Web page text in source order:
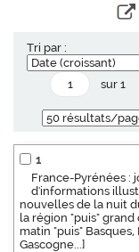
Tri par :
sur 1
1
France-Pyrénées :
d'informations
nouvelles de la nuit
la région "puis"
matin "puis" Basques,
Gascogne...]